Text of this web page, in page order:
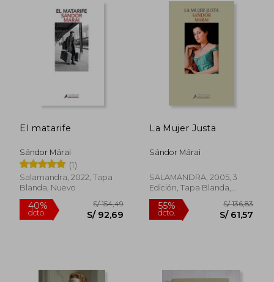
dcto.
El matarife
Sándor Márai
(1)
Salamandra, 2022, Tapa
Blanda, Nuevo
La Mujer Justa
Sándor Márai
SALAMANDRA, 2005, 3
Edición, Tapa Blanda,
Usado